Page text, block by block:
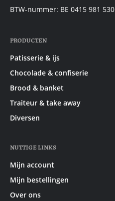
BTW-nummer: BE 0415 981 530
PRODUCTEN
Patisserie & ijs
Chocolade & confiserie
Brood & banket
Traiteur & take away
Diversen
NUTTIGE LINKS
Mijn account
Mijn bestellingen
Over ons